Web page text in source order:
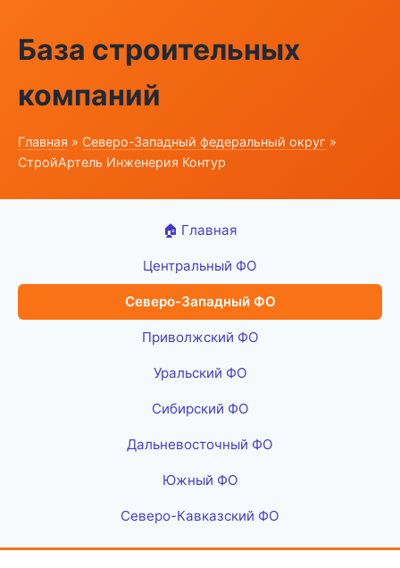
База строительных
компаний
Главная » Северо-Западный федеральный округ »
СтройАртель Инженерия Контур
🏠 Главная
Центральный ФО
Северо-Западный ФО
Приволжский ФО
Уральский ФО
Сибирский ФО
Дальневосточный ФО
Южный ФО
Северо-Кавказский ФО